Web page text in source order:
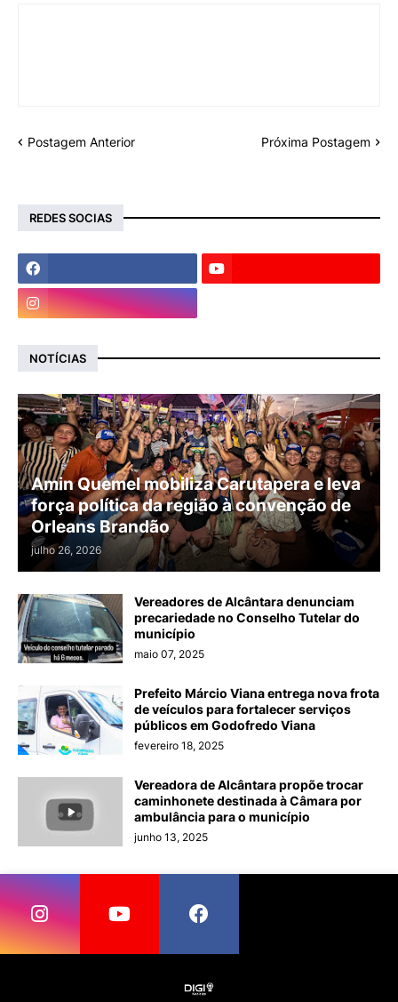
Postagem Anterior Próxima Postagem
REDES SOCIAS
NOTÍCIAS
Amin Quemel mobiliza Carutapera e leva
força política da região à convenção de
Orleans Brandão
julho 26, 2026
Vereadores de Alcântara denunciam
precariedade no Conselho Tutelar do
município
maio 07, 2025
Prefeito Márcio Viana entrega nova frota
de veículos para fortalecer serviços
públicos em Godofredo Viana
fevereiro 18, 2025
Vereadora de Alcântara propõe trocar
caminhonete destinada à Câmara por
ambulância para o município
junho 13, 2025